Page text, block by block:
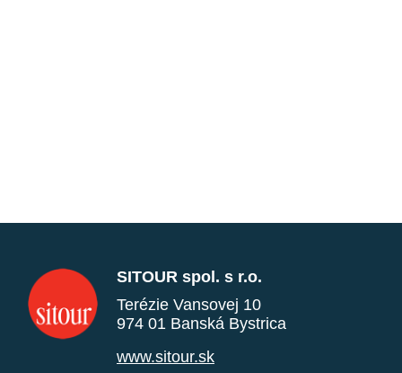
SITOUR spol. s r.o.
Terézie Vansovej 10
974 01 Banská Bystrica
www.sitour.sk